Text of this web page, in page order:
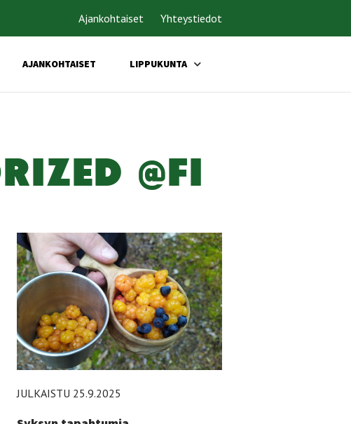
Ajankohtaiset Yhteystiedot
AJANKOHTAISET LIPPUKUNTA
@FI
JULKAISTU 25.9.2025